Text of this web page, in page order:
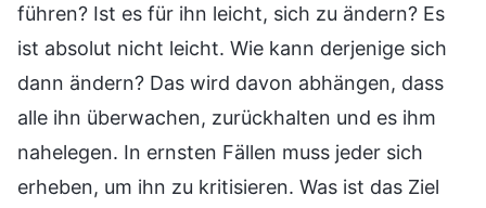
führen? Ist es für ihn leicht, sich zu ändern? Es
ist absolut nicht leicht. Wie kann derjenige sich
dann ändern? Das wird davon abhängen, dass
alle ihn überwachen, zurückhalten und es ihm
nahelegen. In ernsten Fällen muss jeder sich
erheben, um ihn zu kritisieren. Was ist das Ziel